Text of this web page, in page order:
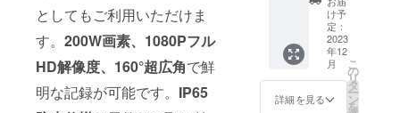
としてもご利用いただけま
す。 200W画素、1080Pフル
HD解像度、160°超広角で鮮
明な記録が可能です。 IP65
me.blog/
引き続きよ
ろしくお願
いいたしま
す。
入くだ
さい。
ラーパ
ネル付
※オプ
ション
部品の
みの販
売はご
け予
定：
2023
年12
月
詳細を見る
こ
の
リ
タ
ー
ン
を